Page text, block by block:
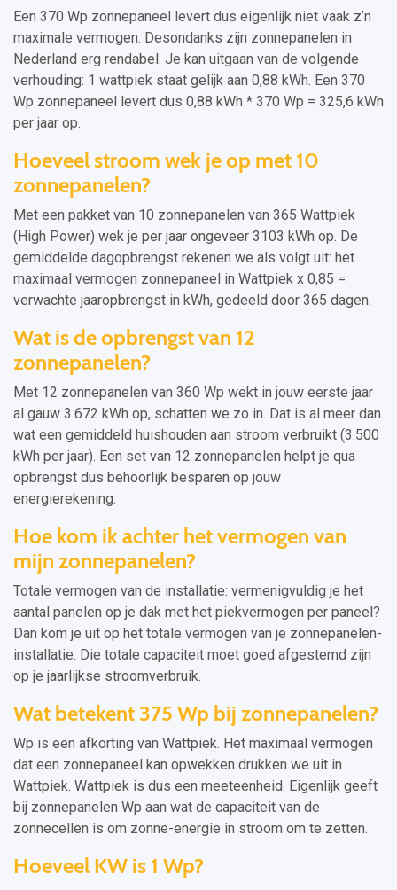
Een 370 Wp zonnepaneel levert dus eigenlijk niet vaak z’n
maximale vermogen. Desondanks zijn zonnepanelen in
Nederland erg rendabel. Je kan uitgaan van de volgende
verhouding: 1 wattpiek staat gelijk aan 0,88 kWh. Een 370
Wp zonnepaneel levert dus 0,88 kWh * 370 Wp = 325,6 kWh
per jaar op.
Hoeveel stroom wek je op met 10
zonnepanelen?
Met een pakket van 10 zonnepanelen van 365 Wattpiek
(High Power) wek je per jaar ongeveer 3103 kWh op. De
gemiddelde dagopbrengst rekenen we als volgt uit: het
maximaal vermogen zonnepaneel in Wattpiek x 0,85 =
verwachte jaaropbrengst in kWh, gedeeld door 365 dagen.
Wat is de opbrengst van 12
zonnepanelen?
Met 12 zonnepanelen van 360 Wp wekt in jouw eerste jaar
al gauw 3.672 kWh op, schatten we zo in. Dat is al meer dan
wat een gemiddeld huishouden aan stroom verbruikt (3.500
kWh per jaar). Een set van 12 zonnepanelen helpt je qua
opbrengst dus behoorlijk besparen op jouw
energierekening.
Hoe kom ik achter het vermogen van
mijn zonnepanelen?
Totale vermogen van de installatie: vermenigvuldig je het
aantal panelen op je dak met het piekvermogen per paneel?
Dan kom je uit op het totale vermogen van je zonnepanelen-
installatie. Die totale capaciteit moet goed afgestemd zijn
op je jaarlijkse stroomverbruik.
Wat betekent 375 Wp bij zonnepanelen?
Wp is een afkorting van Wattpiek. Het maximaal vermogen
dat een zonnepaneel kan opwekken drukken we uit in
Wattpiek. Wattpiek is dus een meeteenheid. Eigenlijk geeft
bij zonnepanelen Wp aan wat de capaciteit van de
zonnecellen is om zonne-energie in stroom om te zetten.
Hoeveel KW is 1 Wp?